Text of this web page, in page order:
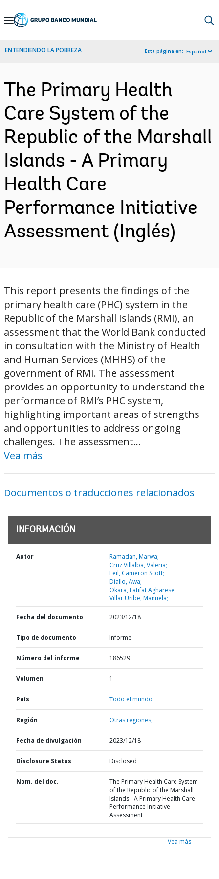
Skip
Navigation
ENTENDIENDO LA POBREZA Esta página en: Español
The Primary Health
Care System of the
Republic of the Marshall
Islands - A Primary
Health Care
Performance Initiative
Assessment (Inglés)
This report presents the findings of the
primary health care (PHC) system in the
Republic of the Marshall Islands (RMI), an
assessment that the World Bank conducted
in consultation with the Ministry of Health
and Human Services (MHHS) of the
government of RMI. The assessment
provides an opportunity to understand the
performance of RMI’s PHC system,
highlighting important areas of strengths
and opportunities to address ongoing
challenges. The assessment...
Vea más
Documentos o traducciones relacionados
INFORMACIÓN
Autor
Ramadan, Marwa;
Cruz Villalba, Valeria;
Feil, Cameron Scott;
Diallo, Awa;
Okara, Latifat Agharese;
Villar Uribe, Manuela;
Fecha del documento 2023/12/18
Tipo de documento Informe
Número del informe 186529
Volumen 1
País Todo el mundo,
Región Otras regiones,
Fecha de divulgación 2023/12/18
Disclosure Status Disclosed
Nom. del doc.
The Primary Health Care System
of the Republic of the Marshall
Islands - A Primary Health Care
Performance Initiative
Assessment
Vea más